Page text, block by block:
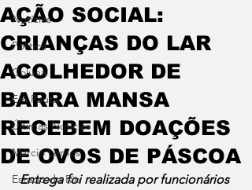
Notícias
Política
Coluna
Em Pauta
Últimas Notícias
Márcio Lemos
Estado do Rio
AÇÃO SOCIAL:
CRIANÇAS DO LAR
ACOLHEDOR DE
BARRA MANSA
RECEBEM DOAÇÕES
DE OVOS DE PÁSCOA
Entrega foi realizada por funcionários